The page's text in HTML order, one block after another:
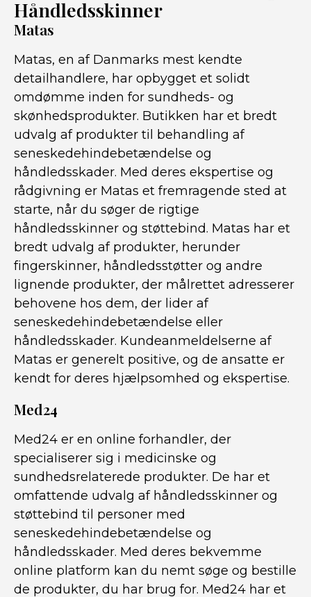
Håndledsskinner
Matas
Matas, en af Danmarks mest kendte
detailhandlere, har opbygget et solidt
omdømme inden for sundheds- og
skønhedsprodukter. Butikken har et bredt
udvalg af produkter til behandling af
seneskedehindebetændelse og
håndledsskader. Med deres ekspertise og
rådgivning er Matas et fremragende sted at
starte, når du søger de rigtige
håndledsskinner og støttebind. Matas har et
bredt udvalg af produkter, herunder
fingerskinner, håndledsstøtter og andre
lignende produkter, der målrettet adresserer
behovene hos dem, der lider af
seneskedehindebetændelse eller
håndledsskader. Kundeanmeldelserne af
Matas er generelt positive, og de ansatte er
kendt for deres hjælpsomhed og ekspertise.
Med24
Med24 er en online forhandler, der
specialiserer sig i medicinske og
sundhedsrelaterede produkter. De har et
omfattende udvalg af håndledsskinner og
støttebind til personer med
seneskedehindebetændelse og
håndledsskader. Med deres bekvemme
online platform kan du nemt søge og bestille
de produkter, du har brug for. Med24 har et